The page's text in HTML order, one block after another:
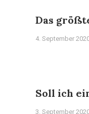
Das
4. September
Soll ich
3. September